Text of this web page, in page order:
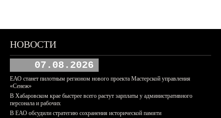
НОВОСТИ
07.08.2026
ЕАО станет пилотным регионом нового проекта Мастерской управления
«Сенеж»
В Хабаровском крае быстрее всего растут зарплаты у административного
персонала и рабочих
В ЕАО обсудили стратегию сохранения исторической памяти